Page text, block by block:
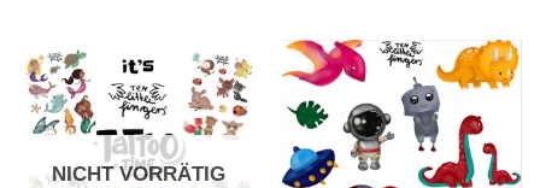
NICHT VORRÄTIG